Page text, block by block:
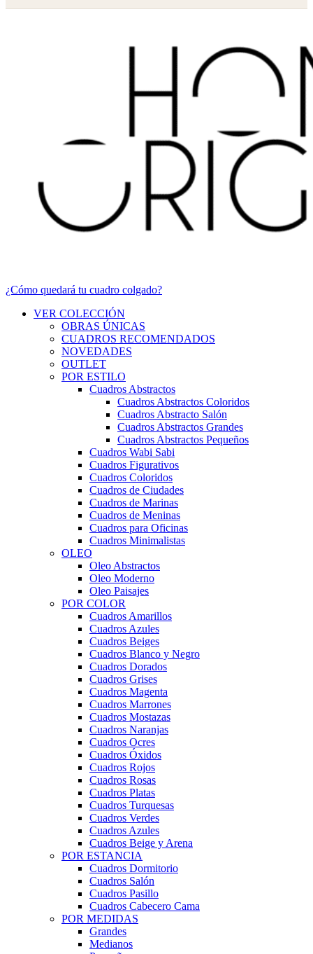
¿Cómo quedará tu cuadro colgado?
VER COLECCIÓN
OBRAS ÚNICAS
CUADROS RECOMENDADOS
NOVEDADES
OUTLET
POR ESTILO
Cuadros Abstractos
Cuadros Abstractos Coloridos
Cuadros Abstracto Salón
Cuadros Abstractos Grandes
Cuadros Abstractos Pequeños
Cuadros Wabi Sabi
Cuadros Figurativos
Cuadros Coloridos
Cuadros de Ciudades
Cuadros de Marinas
Cuadros de Meninas
Cuadros para Oficinas
Cuadros Minimalistas
OLEO
Oleo Abstractos
Oleo Moderno
Oleo Paisajes
POR COLOR
Cuadros Amarillos
Cuadros Azules
Cuadros Beiges
Cuadros Blanco y Negro
Cuadros Dorados
Cuadros Grises
Cuadros Magenta
Cuadros Marrones
Cuadros Mostazas
Cuadros Naranjas
Cuadros Ocres
Cuadros Óxidos
Cuadros Rojos
Cuadros Rosas
Cuadros Platas
Cuadros Turquesas
Cuadros Verdes
Cuadros Azules
Cuadros Beige y Arena
POR ESTANCIA
Cuadros Dormitorio
Cuadros Salón
Cuadros Pasillo
Cuadros Cabecero Cama
POR MEDIDAS
Grandes
Medianos